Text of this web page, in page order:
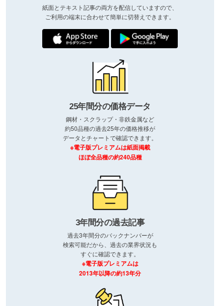
紙面とテキスト記事の両方を配信していますので、
ご利用の端末に合わせて簡単に切替えできます。
25年間分の価格データ
鋼材・スクラップ・非鉄金属など
約50品種の過去25年の価格推移が
データとチャートで確認できます。
※電子版プレミアムは紙面掲載
ほぼ全品種の約240品種
3年間分の過去記事
過去3年間分のバックナンバーが
検索可能だから、過去の業界状況も
すぐに確認できます。
※電子版プレミアムは
2013年以降の約13年分